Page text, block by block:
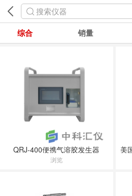
搜索仪器
综合 销量
QRJ-400便携气溶胶发生器
浏览